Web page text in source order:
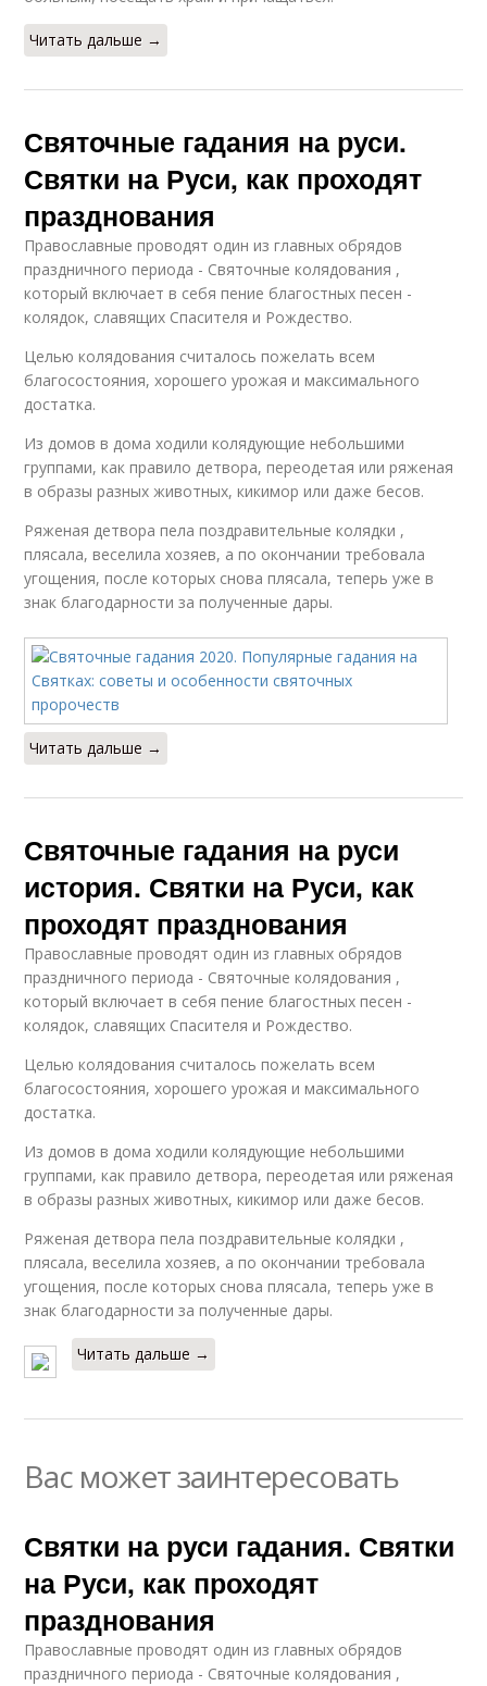
Читать дальше →
Святочные гадания на руси.
Святки на Руси, как проходят
празднования
Православные проводят один из главных обрядов
праздничного периода - Святочные колядования ,
который включает в себя пение благостных песен -
колядок, славящих Спасителя и Рождество.
Целью колядования считалось пожелать всем
благосостояния, хорошего урожая и максимального
достатка.
Из домов в дома ходили колядующие небольшими
группами, как правило детвора, переодетая или ряженая
в образы разных животных, кикимор или даже бесов.
Ряженая детвора пела поздравительные колядки ,
плясала, веселила хозяев, а по окончании требовала
угощения, после которых снова плясала, теперь уже в
знак благодарности за полученные дары.
Читать дальше →
Святочные гадания на руси
история. Святки на Руси, как
проходят празднования
Православные проводят один из главных обрядов
праздничного периода - Святочные колядования ,
который включает в себя пение благостных песен -
колядок, славящих Спасителя и Рождество.
Целью колядования считалось пожелать всем
благосостояния, хорошего урожая и максимального
достатка.
Из домов в дома ходили колядующие небольшими
группами, как правило детвора, переодетая или ряженая
в образы разных животных, кикимор или даже бесов.
Ряженая детвора пела поздравительные колядки ,
плясала, веселила хозяев, а по окончании требовала
угощения, после которых снова плясала, теперь уже в
знак благодарности за полученные дары.
Читать дальше →
Вас может заинтересовать
Святки на руси гадания. Святки
на Руси, как проходят
празднования
Православные проводят один из главных обрядов
праздничного периода - Святочные колядования ,